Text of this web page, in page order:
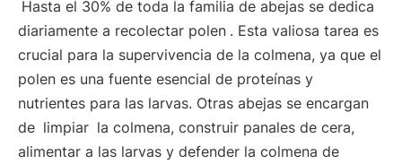
Hasta el 30% de toda la familia de abejas se dedica
diariamente a recolectar polen . Esta valiosa tarea es
crucial para la supervivencia de la colmena, ya que el
polen es una fuente esencial de proteínas y
nutrientes para las larvas. Otras abejas se encargan
de limpiar la colmena, construir panales de cera,
alimentar a las larvas y defender la colmena de